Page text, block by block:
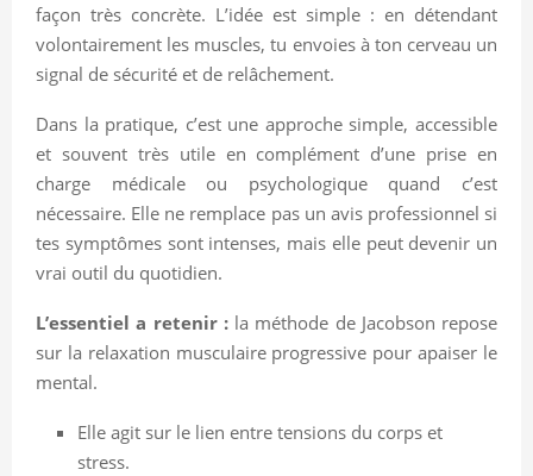
façon très concrète. L’idée est simple : en détendant
volontairement les muscles, tu envoies à ton cerveau un
signal de sécurité et de relâchement.
Dans la pratique, c’est une approche simple, accessible
et souvent très utile en complément d’une prise en
charge médicale ou psychologique quand c’est
nécessaire. Elle ne remplace pas un avis professionnel si
tes symptômes sont intenses, mais elle peut devenir un
vrai outil du quotidien.
L’essentiel a retenir :la méthode de Jacobson repose
sur la relaxation musculaire progressive pour apaiser le
mental.
Elle agit sur le lien entre tensions du corps et
stress.